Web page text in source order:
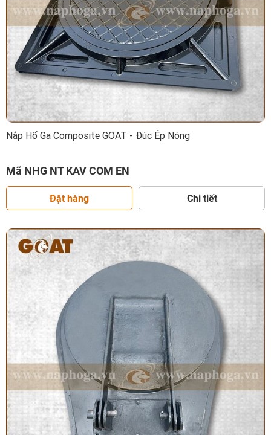
Nắp Hố Ga Composite GOAT - Đúc Ép Nóng
Mã NHG NT KAV COM EN
Đặt hàng Chi tiết